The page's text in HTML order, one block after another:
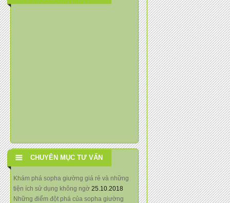
CHUYÊN MỤC TƯ VẤN
Khám phá sopha giường giá rẻ và những
tiện ích sử dụng không ngờ 25.10.2018
Những điểm đột phá của sopha giường